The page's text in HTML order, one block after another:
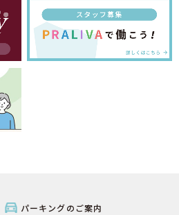
パーキングのご案内